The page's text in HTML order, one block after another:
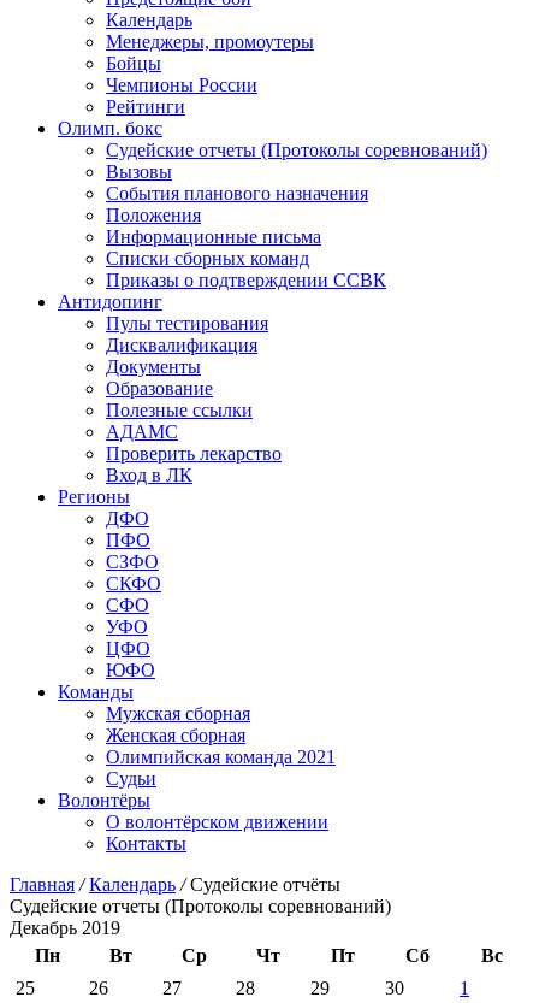
Календарь
Менеджеры, промоутеры
Бойцы
Чемпионы России
Рейтинги
Олимп. бокс
Судейские отчеты (Протоколы соревнований)
Вызовы
События планового назначения
Положения
Информационные письма
Списки сборных команд
Приказы о подтверждении ССВК
Антидопинг
Пулы тестирования
Дисквалификация
Документы
Образование
Полезные ссылки
АДАМС
Проверить лекарство
Вход в ЛК
Регионы
ДФО
ПФО
СЗФО
СКФО
СФО
УФО
ЦФО
ЮФО
Команды
Мужская сборная
Женская сборная
Олимпийская команда 2021
Судьи
Волонтёры
О волонтёрском движении
Контакты
Главная / Календарь /Судейские отчёты
Судейские отчеты (Протоколы соревнований)
Декабрь 2019
Пн
Вт Ср Чт Пт Сб
Вс
25
26 27 28 29 30
1